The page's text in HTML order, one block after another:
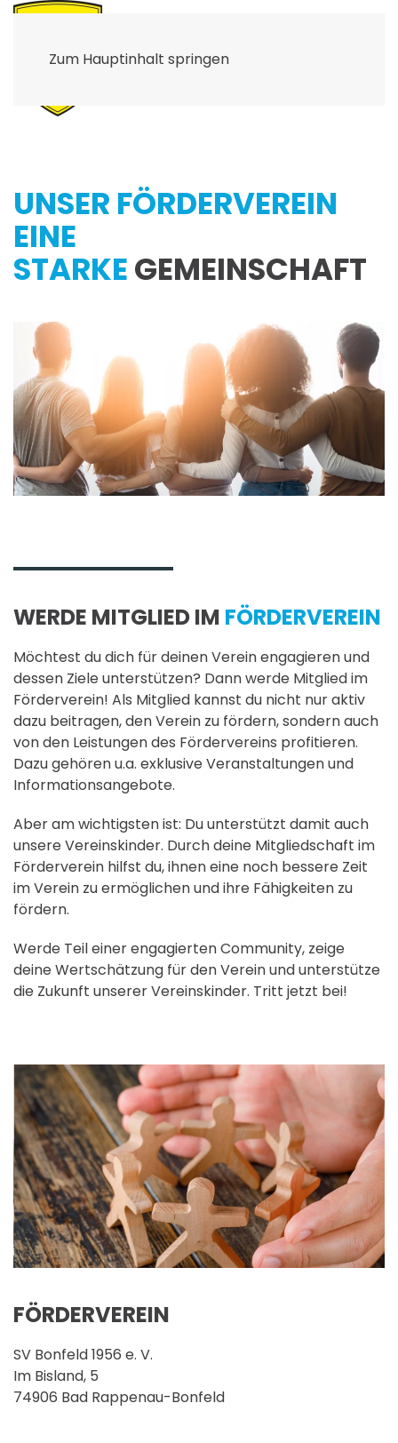
Zum Hauptinhalt springen
UNSER FÖRDERVEREIN
EINE
STARKEGEMEINSCHAFT
WERDE MITGLIED IM FÖRDERVEREIN
Möchtest du dich für deinen Verein engagieren und
dessen Ziele unterstützen? Dann werde Mitglied im
Förderverein! Als Mitglied kannst du nicht nur aktiv
dazu beitragen, den Verein zu fördern, sondern auch
von den Leistungen des Fördervereins profitieren.
Dazu gehören u.a. exklusive Veranstaltungen und
Informationsangebote.
Aber am wichtigsten ist: Du unterstützt damit auch
unsere Vereinskinder. Durch deine Mitgliedschaft im
Förderverein hilfst du, ihnen eine noch bessere Zeit
im Verein zu ermöglichen und ihre Fähigkeiten zu
fördern.
Werde Teil einer engagierten Community, zeige
deine Wertschätzung für den Verein und unterstütze
die Zukunft unserer Vereinskinder. Tritt jetzt bei!
FÖRDERVEREIN
SV Bonfeld 1956 e. V.
Im Bisland, 5
74906 Bad Rappenau-Bonfeld